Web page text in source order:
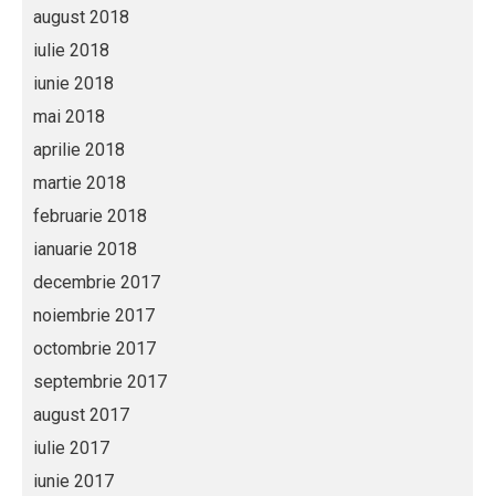
august 2018
iulie 2018
iunie 2018
mai 2018
aprilie 2018
martie 2018
februarie 2018
ianuarie 2018
decembrie 2017
noiembrie 2017
octombrie 2017
septembrie 2017
august 2017
iulie 2017
iunie 2017